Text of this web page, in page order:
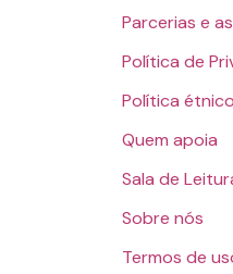
Parcerias e
Política de
Política
Quem apoia
Sala de
Sobre nós
Termos de